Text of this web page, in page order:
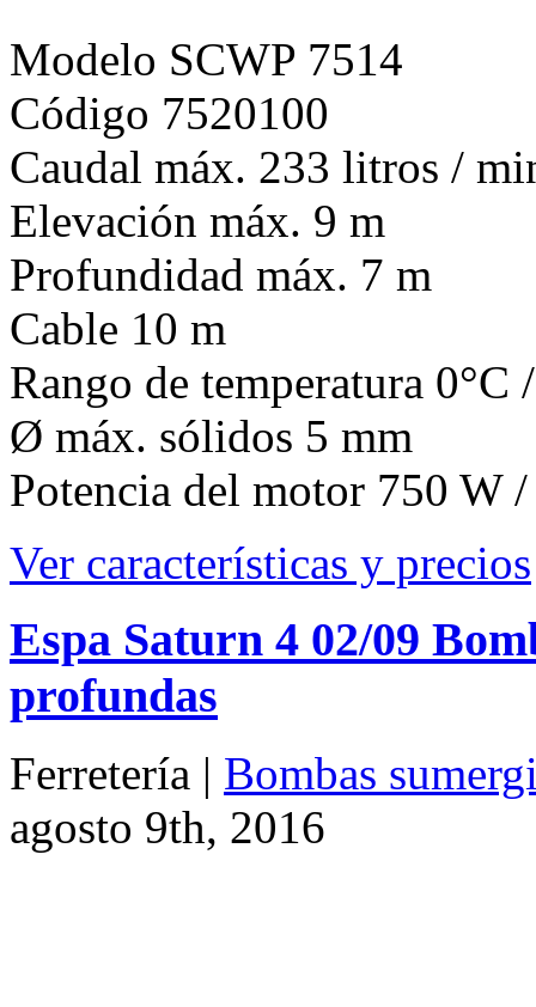
Elevación máx. 9 m
Profundidad máx. 7 m
Cable 10 m
Rango de temperatura 0°C
Ø máx. sólidos 5 mm
Potencia del motor 750 W
Ver características y precios
Espa Saturn 4 02/09
profundas
Ferretería |Bombas
agosto 9th, 2016